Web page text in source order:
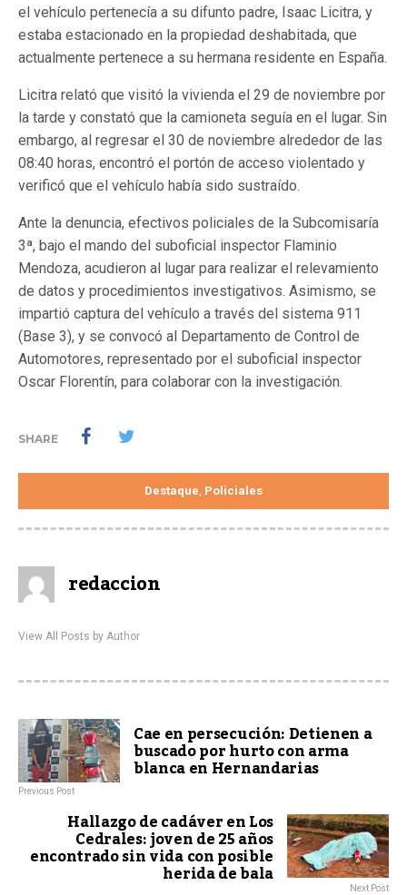
el vehículo pertenecía a su difunto padre, Isaac Licitra, y
estaba estacionado en la propiedad deshabitada, que
actualmente pertenece a su hermana residente en España.
Licitra relató que visitó la vivienda el 29 de noviembre por
la tarde y constató que la camioneta seguía en el lugar. Sin
embargo, al regresar el 30 de noviembre alrededor de las
08:40 horas, encontró el portón de acceso violentado y
verificó que el vehículo había sido sustraído.
Ante la denuncia, efectivos policiales de la Subcomisaría
3ª, bajo el mando del suboficial inspector Flaminio
Mendoza, acudieron al lugar para realizar el relevamiento
de datos y procedimientos investigativos. Asimismo, se
impartió captura del vehículo a través del sistema 911
(Base 3), y se convocó al Departamento de Control de
Automotores, representado por el suboficial inspector
Oscar Florentín, para colaborar con la investigación.
SHARE
Destaque, Policiales
redaccion
View All Posts by Author
Cae en persecución: Detienen a
buscado por hurto con arma
blanca en Hernandarias
Previous Post
Hallazgo de cadáver en Los
Cedrales: joven de 25 años
encontrado sin vida con posible
herida de bala Next Post